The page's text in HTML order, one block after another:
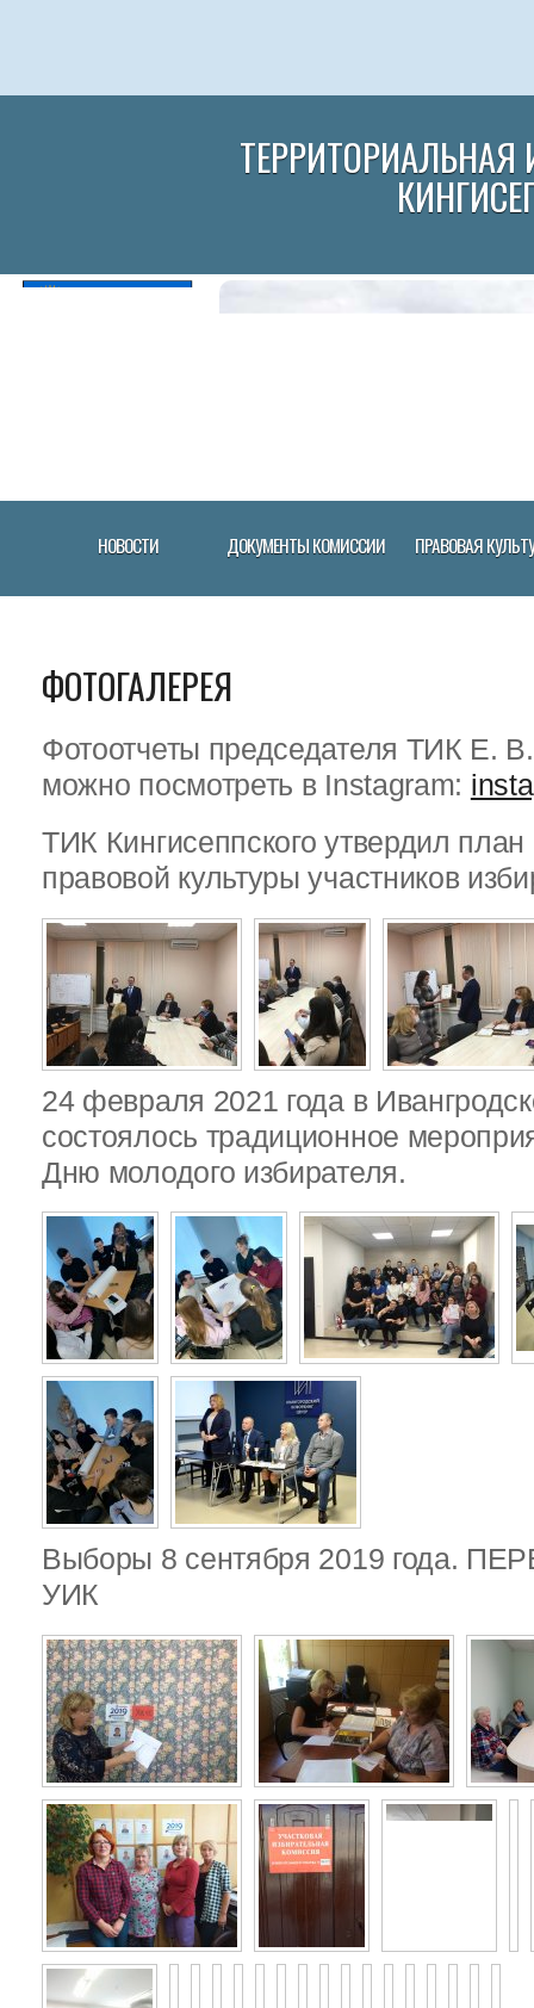
НОВОСТИ ДОКУМЕНТЫ КОМИССИИ ПРАВОВАЯ
ФОТОГАЛЕРЕЯ
Фотоотчеты председателя ТИК Е.
можно посмотреть в Instagram:
ТИК Кингисеппского утвердил
правовой культуры участников
24 февраля 2021 года в
состоялось традиционное
Дню молодого избирателя.
Выборы 8 сентября 2019 года.
УИК